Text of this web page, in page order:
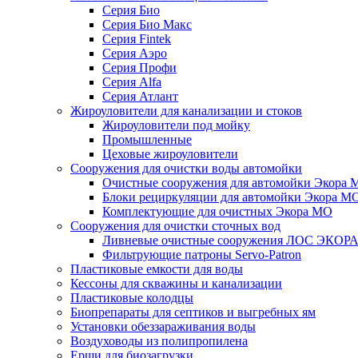
Серия Био
Серия Био Макс
Серия Fintek
Серия Аэро
Серия Профи
Серия Alfa
Серия Атлант
Жироуловители для канализации и стоков
Жироуловители под мойку
Промышленные
Цеховые жироуловители
Сооружения для очистки воды автомойки
Очистные сооружения для автомойки Экора
Блоки рециркуляции для автомойки Экора
Комплектующие для очистных Экора МО
Сооружения для очистки сточных вод
Ливневые очистные сооружения ЛОС ЭКОРА
Фильтрующие патроны Servo-Patron
Пластиковые емкости для воды
Кессоны для скважины и канализации
Пластиковые колодцы
Биопрепараты для септиков и выгребных ям
Установки обеззараживания воды
Воздуховоды из полипропилена
Ерши для биозагрузки